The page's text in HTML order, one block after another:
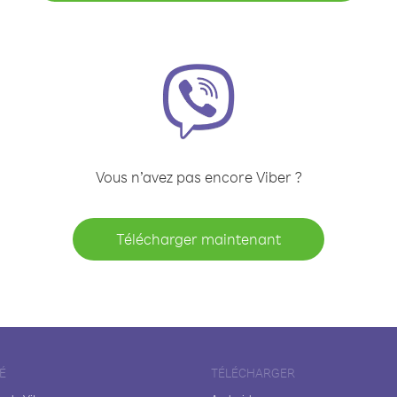
Vous n’avez pas encore Viber ?
Télécharger maintenant
TÉLÉCHARGER